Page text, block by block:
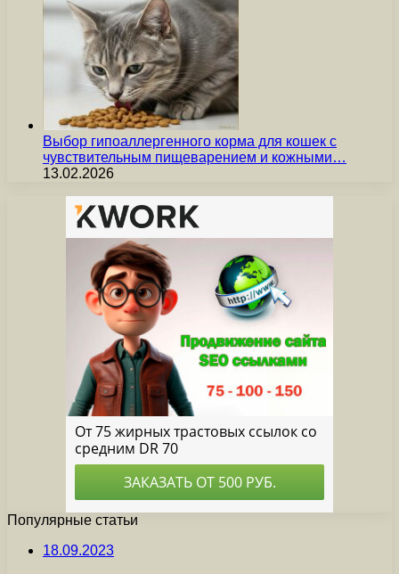
Выбор гипоаллергенного корма для кошек с
чувствительным пищеварением и кожными…
13.02.2026
Популярные статьи
18.09.2023